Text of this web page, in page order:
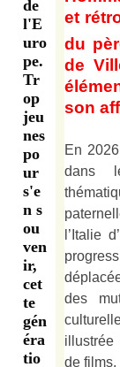
de
l'E
uro
pe.
Tr
op
jeu
nes
po
ur
s'e
n s
ou
ven
ir,
cet
te
gén
éra
tio
et
du
de
son
En
dans
l’Italie
des
illustrée
de films.